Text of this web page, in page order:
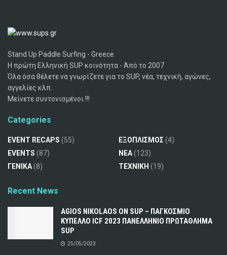
Stand Up Paddle Surfing - Greece
Η πρώτη Ελληνική SUP κοινότητα - Από το 2007
Όλα όσα θέλετε να γνωρίζετε για το SUP, νέα, τεχνική, αγώνες,
αγγελίες κλπ.
Μείνετε συντονισμένοι !!!
Categories
EVENT RECAPS (55)
EVENTS (87)
ΓΕΝΙΚΑ(8)
ΕΞΟΠΛΙΣΜΟΣ (4)
ΝΕΑ(123)
ΤΕΧΝΙΚΗ (19)
Recent News
AGIOS NIKOLAOS ON SUP – ΠΑΓΚΟΣΜΙΟ
ΚΥΠΕΛΛΟ ICF 2023 ΠΑΝΕΛΛΗΝΙΟ ΠΡΩΤΑΘΛΗΜΑ
SUP
25/05/2023